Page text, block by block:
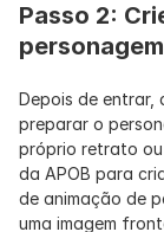
Passo 2:
Depois de entrar,
preparar o
próprio retrato ou
da APOB para
de animação de
uma imagem